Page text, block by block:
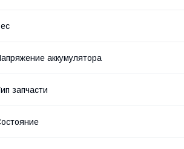
аккумулятора
запчасти